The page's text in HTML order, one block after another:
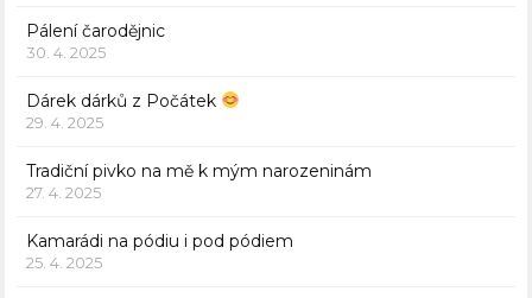
Pálení čarodějnic
30. 4. 2025
Dárek dárků z Počátek
29. 4. 2025
Tradiční pivko na mě k mým narozeninám
27. 4. 2025
Kamarádi na pódiu i pod pódiem
25. 4. 2025